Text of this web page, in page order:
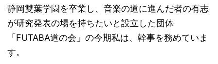
静岡雙葉学園を卒業し、音楽の道に進んだ者の有志
が研究発表の場を持ちたいと設立した団体
「FUTABA道の会」の今期私は、幹事を務めていま
す。